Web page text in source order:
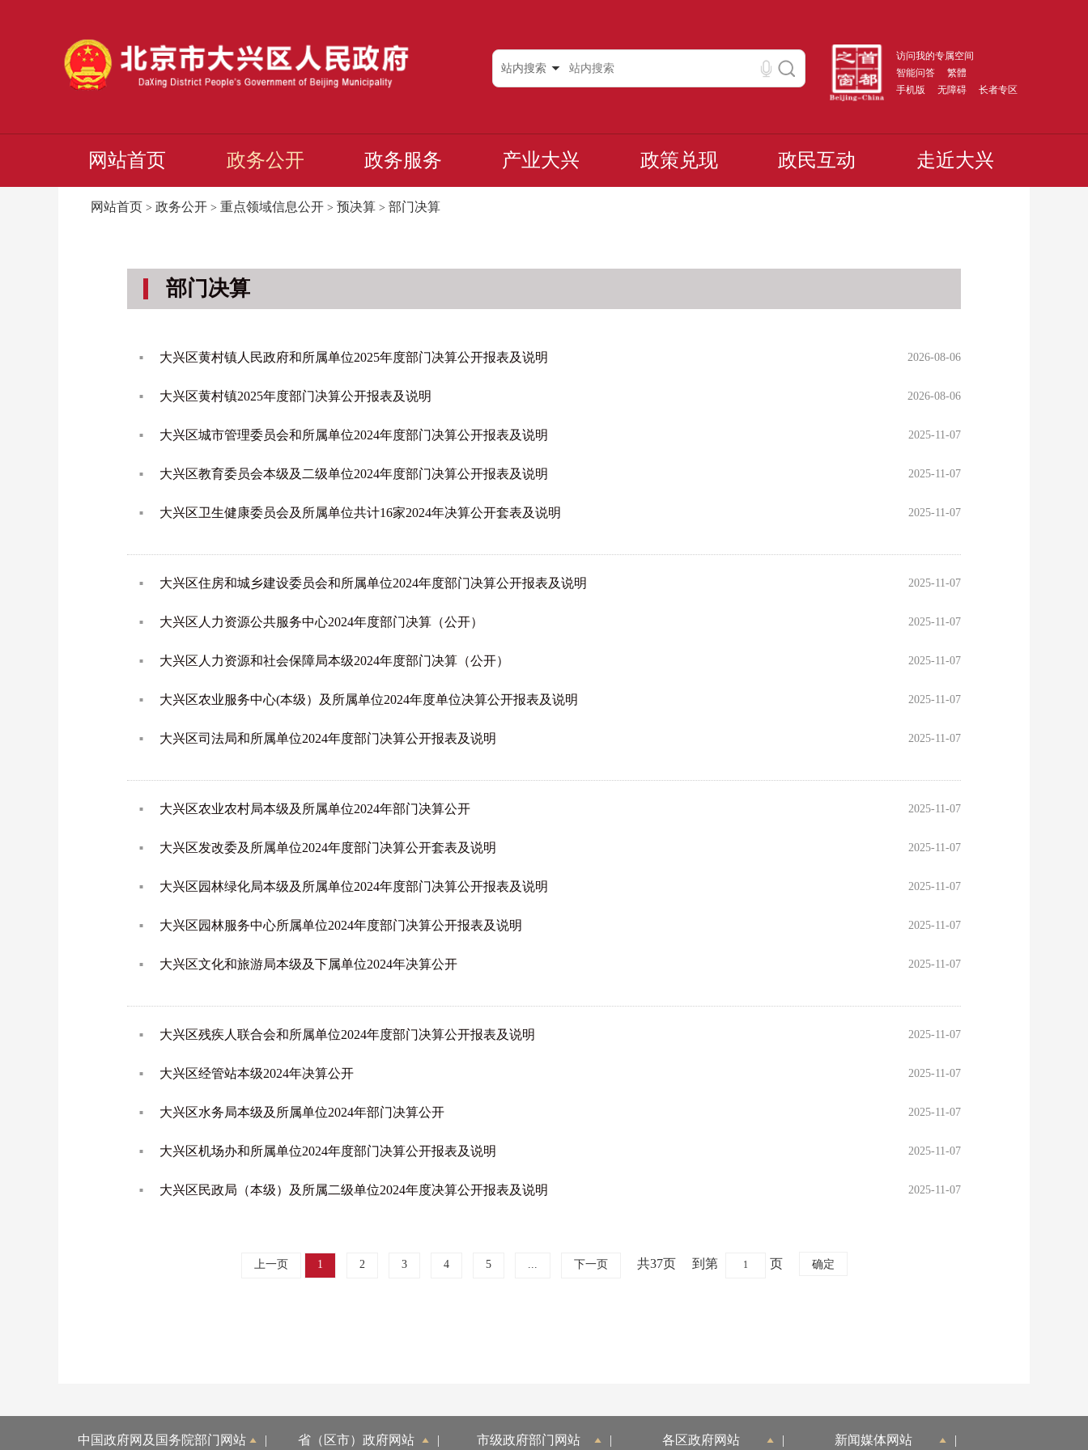
访问我的专属空间
智能问答
繁體
手机版
无障碍 长者专区
站内搜索
网站首页 政务公开 政务服务 产业大兴 政策兑现 政民互动 走近大兴
网站首页 > 政务公开 > 重点领域信息公开 > 预决算 > 部门决算
部门决算
大兴区黄村镇人民政府和所属单位2025年度部门决算公开报表及说明 2026-08-06
大兴区黄村镇2025年度部门决算公开报表及说明 2026-08-06
大兴区城市管理委员会和所属单位2024年度部门决算公开报表及说明 2025-11-07
大兴区教育委员会本级及二级单位2024年度部门决算公开报表及说明 2025-11-07
大兴区卫生健康委员会及所属单位共计16家2024年决算公开套表及说明 2025-11-07
大兴区住房和城乡建设委员会和所属单位2024年度部门决算公开报表及说明 2025-11-07
大兴区人力资源公共服务中心2024年度部门决算（公开） 2025-11-07
大兴区人力资源和社会保障局本级2024年度部门决算（公开） 2025-11-07
大兴区农业服务中心(本级）及所属单位2024年度单位决算公开报表及说明 2025-11-07
大兴区司法局和所属单位2024年度部门决算公开报表及说明 2025-11-07
大兴区农业农村局本级及所属单位2024年部门决算公开 2025-11-07
大兴区发改委及所属单位2024年度部门决算公开套表及说明 2025-11-07
大兴区园林绿化局本级及所属单位2024年度部门决算公开报表及说明 2025-11-07
大兴区园林服务中心所属单位2024年度部门决算公开报表及说明 2025-11-07
大兴区文化和旅游局本级及下属单位2024年决算公开 2025-11-07
大兴区残疾人联合会和所属单位2024年度部门决算公开报表及说明 2025-11-07
大兴区经管站本级2024年决算公开 2025-11-07
大兴区水务局本级及所属单位2024年部门决算公开 2025-11-07
大兴区机场办和所属单位2024年度部门决算公开报表及说明 2025-11-07
大兴区民政局（本级）及所属二级单位2024年度决算公开报表及说明 2025-11-07
上一页 1 2 3 4 5 ... 下一页 共37页 到第 页
中国政府网及国务院部门网站 | 省（区市）政府网站 | 市级政府部门网站 | 各区政府网站 | 新闻媒体网站 |